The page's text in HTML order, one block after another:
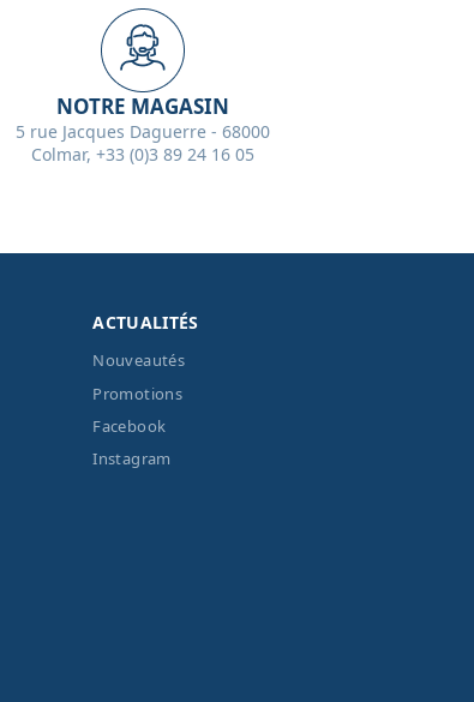
NOTRE MAGASIN
5 rue Jacques Daguerre - 68000
Colmar, +33 (0)3 89 24 16 05
ACTUALITÉS
Nouveautés
Promotions
Facebook
Instagram